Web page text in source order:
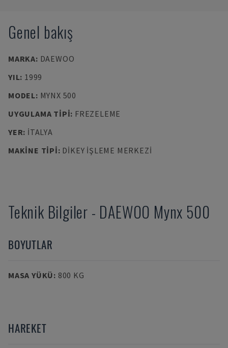
Genel bakış
MARKA: DAEWOO
YIL: 1999
MODEL: MYNX 500
UYGULAMA TIPI: FREZELEME
YER: İTALYA
MAKINE TIPI: DIKEY İŞLEME MERKEZI
Teknik Bilgiler - DAEWOO Mynx 500
BOYUTLAR
MASA YÜKÜ: 800 KG
HAREKET